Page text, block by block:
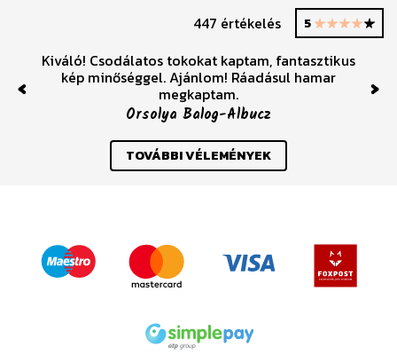
447 értékelés 5
Kiváló! Csodálatos tokokat kaptam, fantasztikus
kép minőséggel. Ajánlom! Ráadásul hamar
megkaptam.
Orsolya Balog-Albucz
Previous
TOVÁBBI VÉLEMÉNYEK